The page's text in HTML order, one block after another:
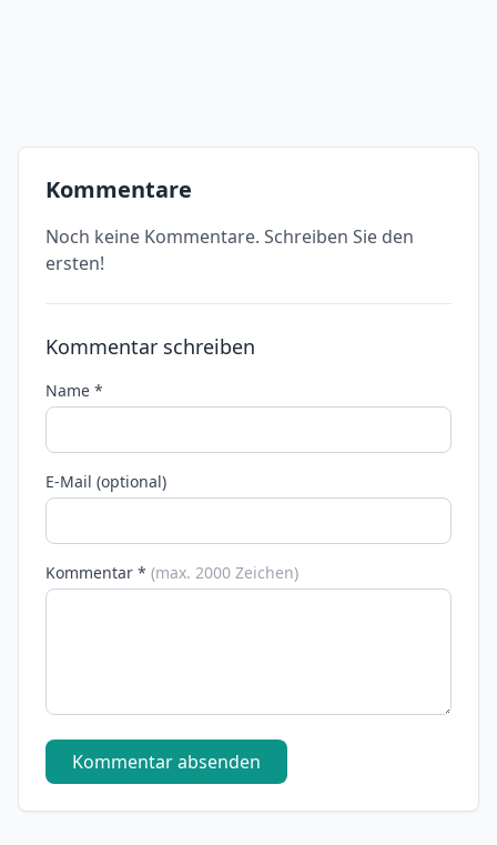
Kommentare
Noch keine Kommentare. Schreiben Sie den
ersten!
Kommentar schreiben
Name *
E-Mail (optional)
Kommentar * (max. 2000 Zeichen)
Kommentar absenden